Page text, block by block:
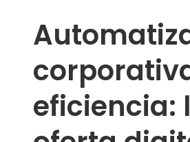
eficiencia: